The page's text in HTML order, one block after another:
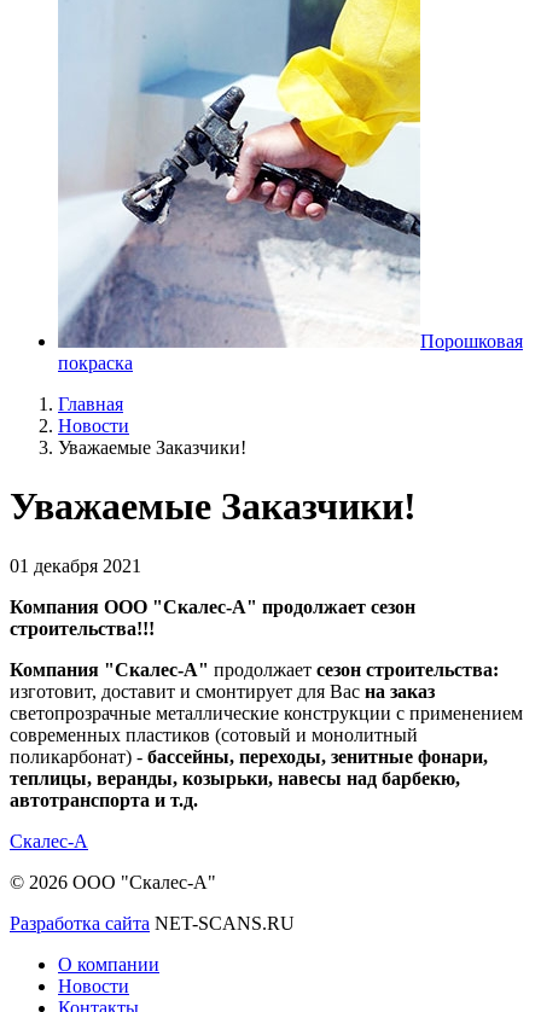
Порошковая
покраска
Главная
Новости
Уважаемые Заказчики!
Уважаемые Заказчики!
01 декабря 2021
Компания ООО "Скалес-А" продолжает сезон
строительства!!!
Компания "Скалес-А" продолжает сезон строительства:
изготовит, доставит и смонтирует для Вас на заказ
светопрозрачные металлические конструкции с применением
современных пластиков (сотовый и монолитный
поликарбонат) - бассейны, переходы, зенитные фонари,
теплицы, веранды, козырьки, навесы над барбекю,
автотранспорта и т.д.
Скалес-А
© 2026 ООО "Скалес-А"
Разработка сайта NET-SCANS.RU
О компании
Новости
Контакты